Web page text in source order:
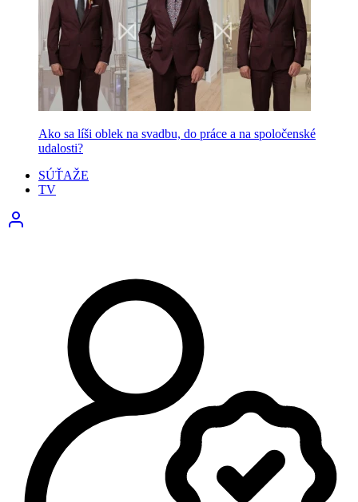
Ako sa líši oblek na svadbu, do práce a na spoločenské
udalosti?
SÚŤAŽE
TV